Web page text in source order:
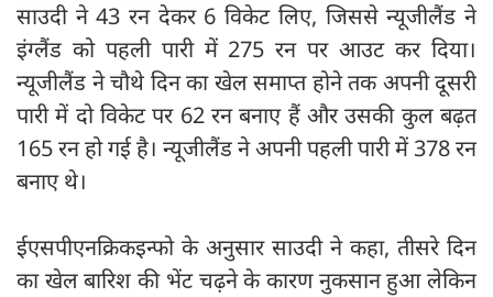
साउदी ने 43 रन देकर 6 विकेट लिए, जिससे न्यूजीलैंड ने
इंग्लैंड को पहली पारी में 275 रन पर आउट कर दिया।
न्यूजीलैंड ने चौथे दिन का खेल समाप्त होने तक अपनी दूसरी
पारी में दो विकेट पर 62 रन बनाए हैं और उसकी कुल बढ़त
165 रन हो गई है। न्यूजीलैंड ने अपनी पहली पारी में 378 रन
बनाए थे।
ईएसपीएनक्रिकइन्फो के अनुसार साउदी ने कहा, तीसरे दिन
का खेल बारिश की भेंट चढ़ने के कारण नुकसान हुआ लेकिन